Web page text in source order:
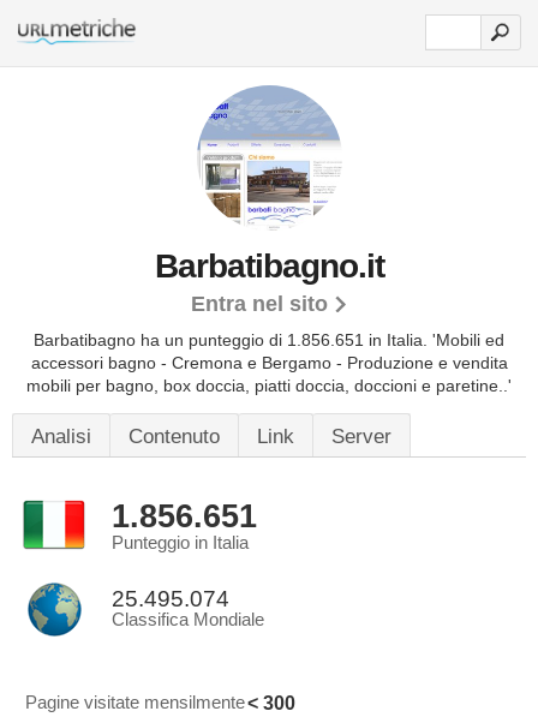
Barbatibagno.it
Entra nel sito
Barbatibagno ha un punteggio di 1.856.651 in Italia. 'Mobili ed
accessori bagno - Cremona e Bergamo - Produzione e vendita
mobili per bagno, box doccia, piatti doccia, doccioni e paretine..'
Analisi Contenuto Link Server
1.856.651
Punteggio in Italia
25.495.074
Classifica Mondiale
Pagine visitate mensilmente< 300